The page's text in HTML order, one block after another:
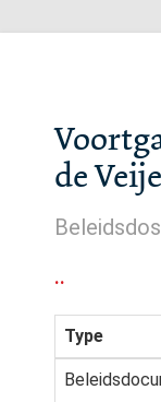
de
..
Type